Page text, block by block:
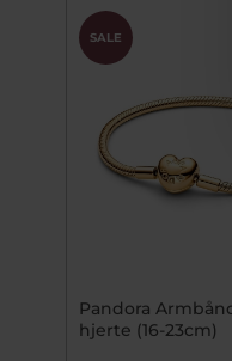
SALE
Pandora
hjerte (16-23cm)